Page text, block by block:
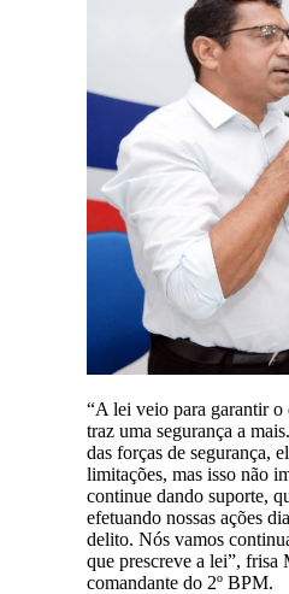
“A lei veio para garantir
traz uma segurança a
das forças de segurança,
limitações, mas isso não
continue dando suporte,
efetuando nossas ações
delito. Nós vamos
que prescreve a lei”, frisa
comandante do 2º BPM.